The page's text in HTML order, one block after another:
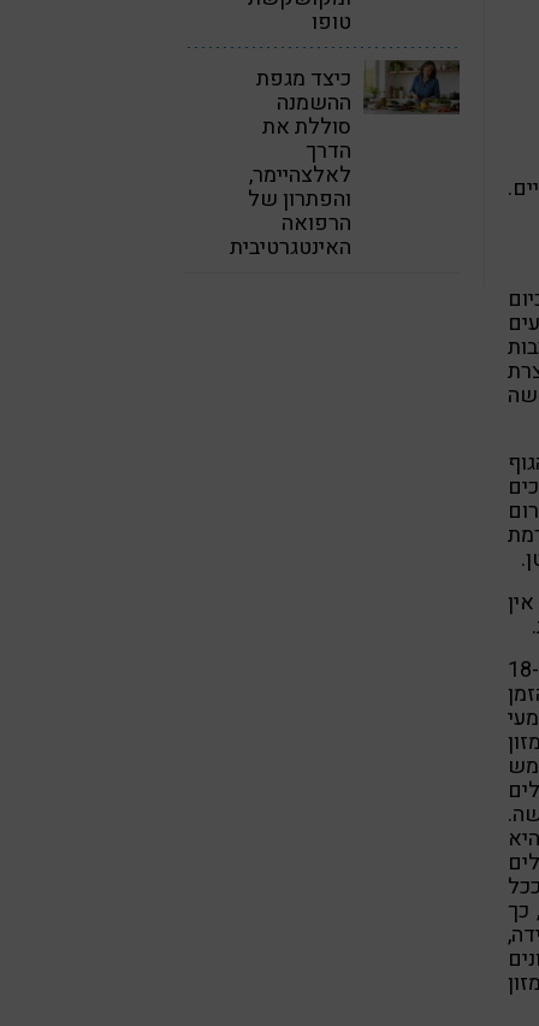
באופן נורמלי, למזון לוקח כ-18
כך
טופו
כיצד מגפת
ההשמנה
סוללת את
הדרך
לאלצהיימר,
והפתרון של
הרפואה
האינטגרטיבית